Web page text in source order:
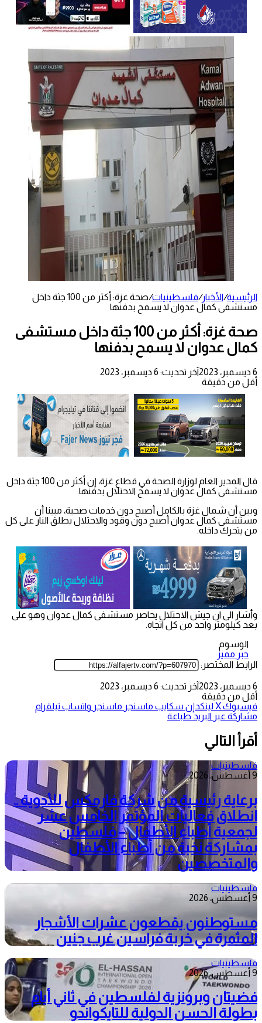
الرئيسية/الأخبار/فلسطينيات/
صحة غزة: أكثر من 100 جثة داخل
مستشفى كمال عدوان لا يسمح بدفنها
صحة غزة: أكثر من 100 جثة داخل مستشفى
كمال عدوان لا يسمح بدفنها
6 ديسمبر، 2023
آخر تحديث: 6 ديسمبر، 2023
أقل من دقيقة
قال المدير العام لوزارة الصحة في قطاع غزة، إن أكثر من 100 جثة داخل
مستشفى كمال عدوان لا يسمح الاحتلال بدفنها.
وبين أن شمال غزة بالكامل أصبح دون خدمات صحية، مبينا أن
مستشفى كمال عدوان أصبح دون وقود والاحتلال يطلق النار على كل
من يتحرك داخله.
وأشار الى ان جيش الاحتلال يحاصر مستشفى كمال عدوان وهو على
بعد كيلومتر واحد من كل اتجاه.
الوسوم
خبر مميز
الرابط المختصر:
6 ديسمبر، 2023
آخر تحديث: 6 ديسمبر، 2023
أقل من دقيقة
فيسبوك‫Xلينكدإن سكايب ماسنجر ماسنجر واتساب تيلقرام
مشاركة عبر البريد طباعة
أقرأ التالي
فلسطينيات
9 أغسطس، 2026
برعاية رئيسية من شركة فارمكس للأدوية ..
انطلاق فعاليات المؤتمر الخامس عشر
لجمعية أطباء الأطفال – فلسطين
بمشاركة نخبة من أطباء الأطفال
والمتخصصين
فلسطينيات
9 أغسطس، 2026
مستوطنون يقطعون عشرات الأشجار
المثمرة في خربة فراسين غرب جنين
فلسطينيات
9 أغسطس، 2026
فضيتان وبرونزية لفلسطين في ثاني أيام
بطولة الحسن الدولية للتايكواندو